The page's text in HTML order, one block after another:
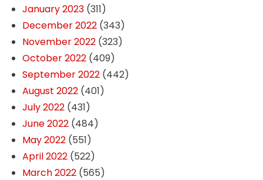
January 2023(311)
December 2022(343)
November 2022(323)
October 2022(409)
September 2022(442)
August 2022(401)
July 2022(431)
June 2022(484)
May 2022(551)
April 2022(522)
March 2022(565)